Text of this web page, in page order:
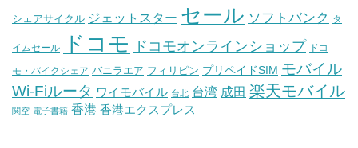
シェアサイクル ジェットスター セール ソフトバンク タ
イムセール ドコモ ドコモオンラインショップ ドコ
モ・バイクシェア バニラエア フィリピン プリペイドSIM モバイル
Wi-Fiルータ ワイモバイル 台北 台湾 成田 楽天モバイル
関空 電子書籍 香港 香港エクスプレス